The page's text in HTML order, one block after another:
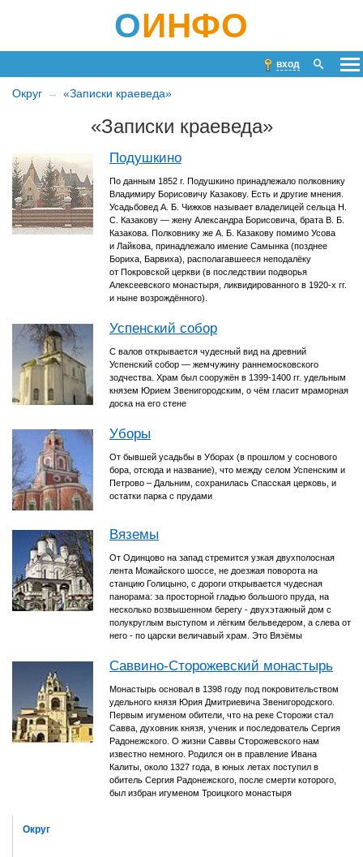
ОИНФО
вход
Округ «Записки краеведа»
«Записки краеведа»
Подушкино
По данным 1852 г. Подушкино принадлежало полковнику
Владимиру Борисовичу Казакову. Есть и другие мнения.
Усадьбовед А. Б. Чижков называет владелицей сельца Н.
С. Казакову — жену Александра Борисовича, брата В. Б.
Казакова. Полковнику же А. Б. Казакову помимо Усова
и Лайкова, принадлежало имение Самынка (позднее
Бориха, Барвиха), располагавшееся неподалёку
от Покровской церкви (в последствии подворья
Алексеевского монастыря, ликвидированного в 1920-х гг.
и ныне возрождённого).
Успенский собор
С валов открывается чудесный вид на древний
Успенский собор — жемчужину раннемосковского
зодчества. Храм был сооружён в 1399-1400 гг. удельным
князем Юрием Звенигородским, о чём гласит мраморная
доска на его стене
Уборы
От бывшей усадьбы в Уборах (в прошлом у соснового
бора, отсюда и название), что между селом Успенским и
Петрово – Дальним, сохранилась Спасская церковь, и
остатки парка с прудами
Вяземы
От Одинцово на запад стремится узкая двухполосная
лента Можайского шоссе, не доезжая поворота на
станцию Голицыно, с дороги открывается чудесная
панорама: за просторной гладью большого пруда, на
несколько возвышенном берегу - двухэтажный дом с
полукруглым выступом и лёгким бельведером, а слева от
него - по царски величавый храм. Это Вязёмы
Саввино-Сторожевский монастырь
Монастырь основал в 1398 году под покровительством
удельного князя Юрия Дмитриевича Звенигородского.
Первым игуменом обители, что на реке Сторожи стал
Савва, духовник князя, ученик и последователь Сергия
Радонежского. О жизни Саввы Сторожевского нам
известно немного. Родился он в правление Ивана
Калиты, около 1327 года, в юных летах поступил в
обитель Сергия Радонежского, после смерти которого,
был избран игуменом Троицкого монастыря
Округ